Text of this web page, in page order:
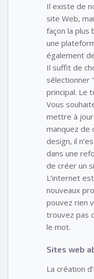
Il existe de
site Web,
façon la plus
une
également
Il suffit de
sélectionner
principal. Le
Vous
mettre à
manquez de
design, il
dans une
de créer un
L’internet
nouveaux
pouvez rien
trouvez pas
le mot.
Sites web
La création